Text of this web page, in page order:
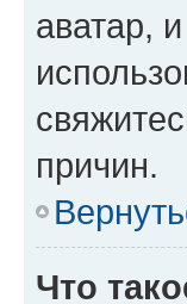
аватар,
причин.
Что